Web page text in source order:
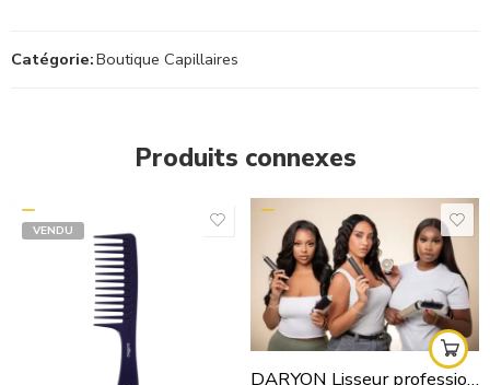
Catégorie:Boutique Capillaires
Produits connexes
VENDU
DARYON Lisseur professionnel 6-en1 Séchage, Lissage, Boucles Et Volume en Un seul appareil